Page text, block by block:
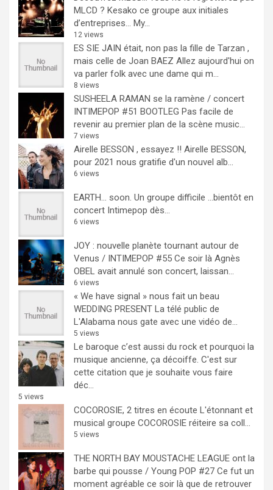
MLCD ? Kesako ce groupe aux initiales
d’entreprises… My...
12 views
ES SIE JAIN était, non pas la fille de Tarzan ,
mais celle de Joan BAEZ Allez aujourd'hui on
va parler folk avec une dame qui m...
8 views
SUSHEELA RAMAN se la ramène / concert
INTIMEPOP #51 BOOTLEG Pas facile de
revenir au premier plan de la scène music...
7 views
Airelle BESSON , essayez !! Airelle BESSON,
pour 2021 nous gratifie d'un nouvel alb...
6 views
EARTH… soon. Un groupe difficile ...bientôt en
concert Intimepop dès...
6 views
JOY : nouvelle planète tournant autour de
Venus / INTIMEPOP #55 Ce soir là Agnès
OBEL avait annulé son concert, laissan...
6 views
« We have signal » nous fait un beau
WEDDING PRESENT La télé public de
L'Alabama nous gate avec une vidéo de...
5 views
Le baroque c’est aussi du rock et pourquoi la
musique ancienne, ça décoiffe. C'est sur
cette citation que je souhaite vous faire
déc...
5 views
COCOROSIE, 2 titres en écoute L'étonnant et
musical groupe COCOROSIE réiteire sa coll...
5 views
THE NORTH BAY MOUSTACHE LEAGUE ont la
barbe qui pousse / Young POP #27 Ce fut un
moment agréable ce soir là que de retrouver